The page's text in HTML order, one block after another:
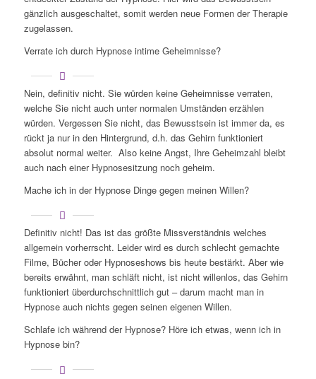
gänzlich ausgeschaltet, somit werden neue Formen der Therapie
zugelassen.
Verrate ich durch Hypnose intime Geheimnisse?
Nein, definitiv nicht. Sie würden keine Geheimnisse verraten,
welche Sie nicht auch unter normalen Umständen erzählen
würden. Vergessen Sie nicht, das Bewusstsein ist immer da, es
rückt ja nur in den Hintergrund, d.h. das Gehirn funktioniert
absolut normal weiter. Also keine Angst, Ihre Geheimzahl bleibt
auch nach einer Hypnosesitzung noch geheim.
Mache ich in der Hypnose Dinge gegen meinen Willen?
Definitiv nicht! Das ist das größte Missverständnis welches
allgemein vorherrscht. Leider wird es durch schlecht gemachte
Filme, Bücher oder Hypnoseshows bis heute bestärkt. Aber wie
bereits erwähnt, man schläft nicht, ist nicht willenlos, das Gehirn
funktioniert überdurchschnittlich gut – darum macht man in
Hypnose auch nichts gegen seinen eigenen Willen.
Schlafe ich während der Hypnose? Höre ich etwas, wenn ich in
Hypnose bin?